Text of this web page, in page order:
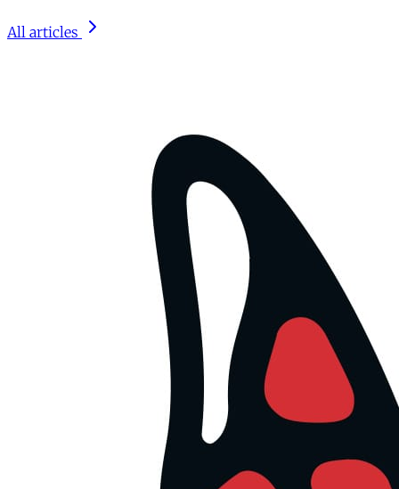
All articles